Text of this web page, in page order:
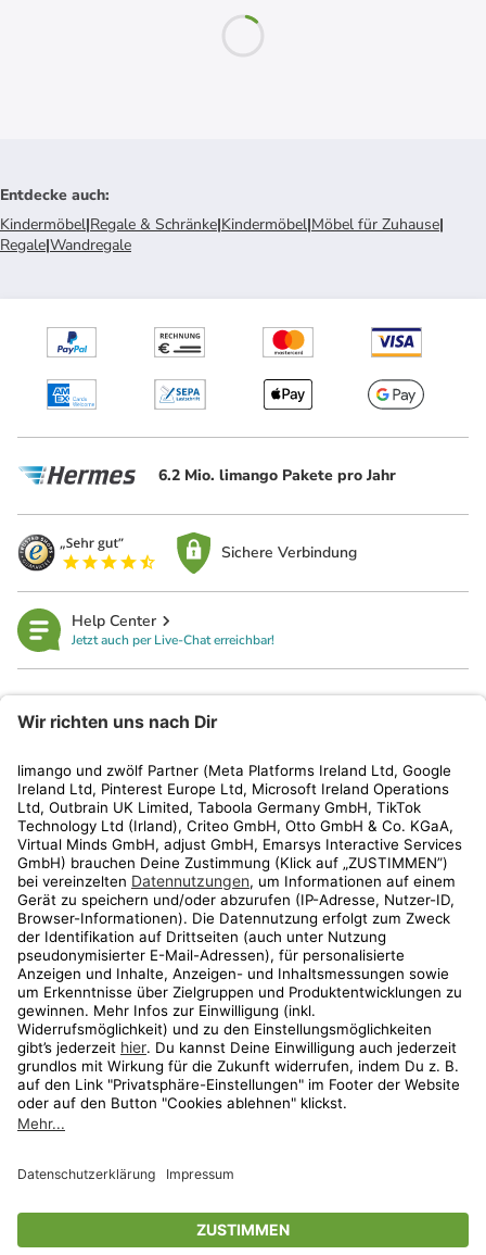
Entdecke auch:
Kindermöbel|Regale & Schränke|Kindermöbel|Möbel für Zuhause|
Regale|Wandregale
6.2 Mio. limango Pakete pro Jahr
Sichere Verbindung
Help Center
Jetzt auch per Live-Chat erreichbar!
Kundenservice
Shop
Aktionen
Travel